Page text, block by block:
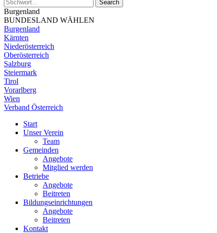
Burgenland
BUNDESLAND WÄHLEN
Burgenland
Kärnten
Niederösterreich
Oberösterreich
Salzburg
Steiermark
Tirol
Vorarlberg
Wien
Verband Österreich
Start
Unser Verein
Team
Gemeinden
Angebote
Mitglied werden
Betriebe
Angebote
Beitreten
Bildungseinrichtungen
Angebote
Beitreten
Kontakt